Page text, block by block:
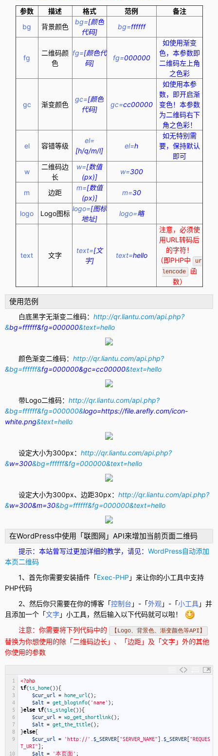
参数
描述 格式 范例
备注
bg
背景颜色
bg=[颜色
代码]
bg=ffffff
fg
二维码颜
色
fg=[颜色代
码]
fg=000000
如使用渐变
色，本参数即
二维码左上角
之色彩
gc 渐变颜色
gc=[颜色
代码]
gc=cc00000
如使用本参
数，即开启渐
变色！本参数
为二维码右下
角之色彩！
el 容错等级
el=
[h/q/m/l]
el=h
如无特别需
要，保持默认
即可
w
二维码边
长
w=[数值
(px)]
w=300
m 边距
m=[数值
(px)]
m=30
logo Logo图标
logo=[图标
地址]
logo=略
text 文字
text=[文
字]
text=hello
注意，必须使
用URL转码后
的字符！
（即PHP中
ur
lencode
函
数）
使用范例
白底黑字无渐变二维码： http://qr.liantu.com/api.php?
&bg=ffffff&fg=000000&text=hello
颜色渐变二维码： http://qr.liantu.com/api.php?
&bg=ffffff&fg=000000&gc=cc00000&text=hello
带Logo二维码： http://qr.liantu.com/api.php?
&bg=ffffff&fg=000000&logo=https://file.arefly.com/icon-
white.png&text=hello
设定大小为300px： http://qr.liantu.com/api.php?
&w=300&bg=ffffff&fg=000000&text=hello
设定大小为300px、边距30px： http://qr.liantu.com/api.php?
&w=300&m=30&bg=ffffff&fg=000000&text=hello
在WordPress中使用「联图网」API来增加当前页面二维码
提示：本站曾写过更加详细的教学，请见： WordPress自动添加
本页二维码
1、首先你需要安装插件「Exec-PHP 」来让你的小工具中支持
PHP代码
2、然后你只需要在你的博客「控制台 」-「外观」-「小工具」并
且添加一个「文字 」小工具，然后输入以下代码就可以啦！
注意：你需要将下列代码中的
【Logo、背景色、渐变颜色等API】
替换为你想使用的除「二维码边长」、「边距」及「文字」外的其他
你使用的参数
1
2
3
4
5
6
7
8
9
10
<?php
if(is_home()){
$cur_url
= home_url () ;
$alt = get_bloginfo( 'name' ) ;
}else if(is_single()){
$cur_url
= wp_get_shortlink() ;
$alt = get_the_title() ;
}else{
$cur_url
= 'http://' $_SERVER["SERVER_NAME"] $_SERVER["REQUES
T_URI"] ;
$alt = '本页面' ;